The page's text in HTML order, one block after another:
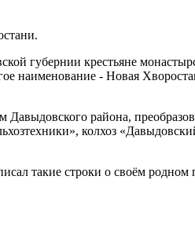
губернии крестьяне
наименование - Новая
района,
колхоз
такие строки о своём родном